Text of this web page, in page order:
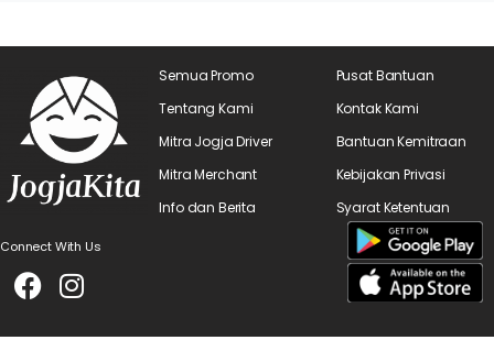
Connect With Us
Semua Promo
Tentang Kami
Mitra Jogja Driver
Mitra Merchant
Info dan Berita
Pusat Bantuan
Kontak Kami
Bantuan Kemitraan
Kebijakan Privasi
Syarat Ketentuan